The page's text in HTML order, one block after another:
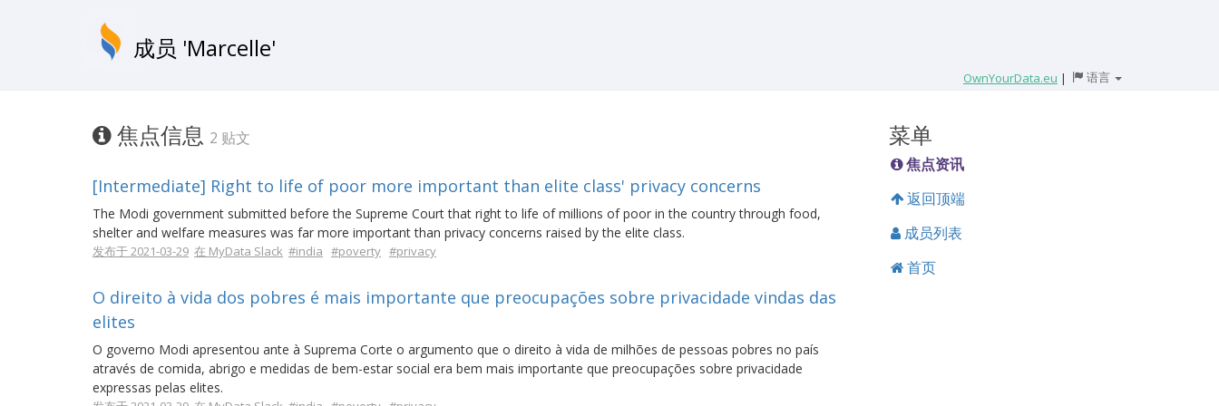
成员 'Marcelle'
OwnYourData.eu | 语言
焦点信息 2 贴文
[Intermediate] Right to life of poor more important than elite class' privacy concerns
The Modi government submitted before the Supreme Court that right to life of millions of poor in the country through food,
shelter and welfare measures was far more important than privacy concerns raised by the elite class.
发布于 2021-03-29 在 MyData Slack #india #poverty #privacy
O direito à vida dos pobres é mais importante que preocupações sobre privacidade vindas das
elites
O governo Modi apresentou ante à Suprema Corte o argumento que o direito à vida de milhões de pessoas pobres no país
através de comida, abrigo e medidas de bem-estar social era bem mais importante que preocupações sobre privacidade
expressas pelas elites.
菜单
焦点资讯
返回顶端
成员列表
首页